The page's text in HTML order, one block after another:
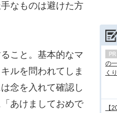
なものは避けた方
こと。基本的なマ
ルを問われてしま
念を入れて確認し
あけましておめで
の
く
【